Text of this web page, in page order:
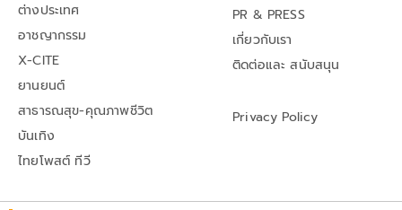
ต่างประเทศ
อาชญากรรม
X-CITE
ยานยนต์
สาธารณสุข-คุณภาพชีวิต
บันเทิง
ไทยโพสต์ ทีวี
PR & PRESS
เกี่ยวกับเรา
ติดต่อและ สนับสนุน
Privacy Policy